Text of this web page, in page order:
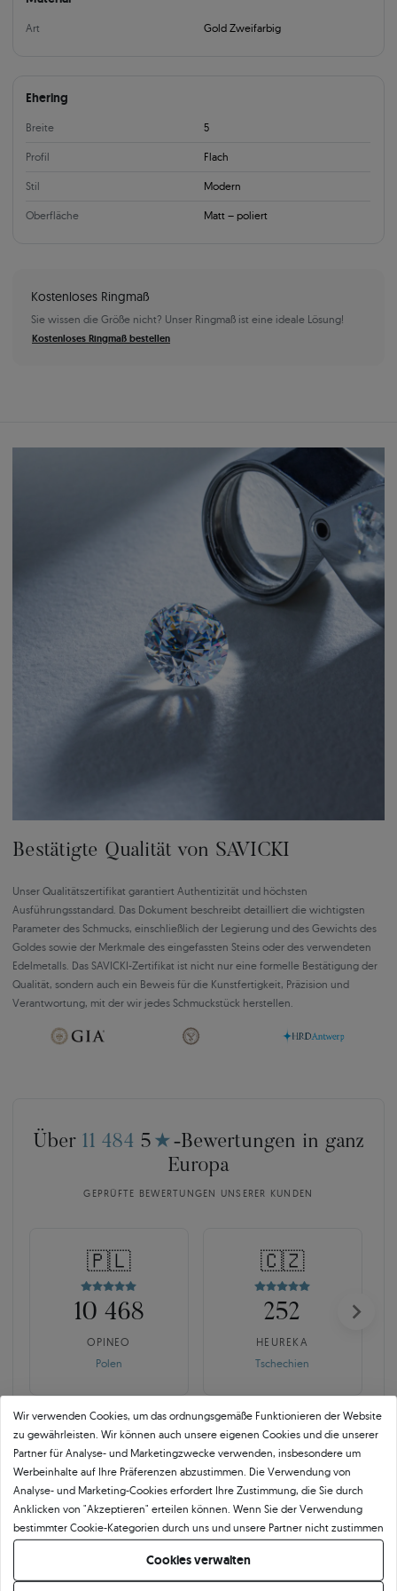
Art Gold Zweifarbig
Ehering
Breite 5
Profil Flach
Stil Modern
Oberfläche Matt – poliert
Kostenloses Ringmaß
Sie wissen die Größe nicht? Unser Ringmaß ist eine ideale Lösung!
Kostenloses Ringmaß bestellen
Bestätigte Qualität von SAVICKI
Unser Qualitätszertifikat garantiert Authentizität und höchsten
Ausführungsstandard. Das Dokument beschreibt detailliert die wichtigsten
Parameter des Schmucks, einschließlich der Legierung und des Gewichts des
Goldes sowie der Merkmale des eingefassten Steins oder des verwendeten
Edelmetalls. Das SAVICKI-Zertifikat ist nicht nur eine formelle Bestätigung der
Qualität, sondern auch ein Beweis für die Kunstfertigkeit, Präzision und
Verantwortung, mit der wir jedes Schmuckstück herstellen.
Über 11 484 5 ★ -Bewertungen in ganz
Europa
GEPRÜFTE BEWERTUNGEN UNSERER KUNDEN
🇵🇱
10 468
OPINEO
Polen
🇨🇿
252
HEUREKA
Tschechien
SAVICKI 5C ist mehr als der
Branchenstandard.
der Frieden nicht mit einem Zertifikat. Kontrolle bedeutet bewusste Auswahl
Wir verwenden Cookies, um das ordnungsgemäße Funktionieren der Website
zu gewährleisten. Wir können auch unsere eigenen Cookies und die unserer
Partner für Analyse- und Marketingzwecke verwenden, insbesondere um
Werbeinhalte auf Ihre Präferenzen abzustimmen. Die Verwendung von
Analyse- und Marketing-Cookies erfordert Ihre Zustimmung, die Sie durch
Anklicken von "Akzeptieren" erteilen können. Wenn Sie der Verwendung
bestimmter Cookie-Kategorien durch uns und unsere Partner nicht zustimmen
möchten, klicken Sie auf "Lassen Sie mich wählen" und bestimmen Sie Ihre
Präferenzen. Sie können Ihre Zustimmung jederzeit widerrufen, indem Sie
Ihre Cookie-Einstellungen ändern.
Cookies verwalten